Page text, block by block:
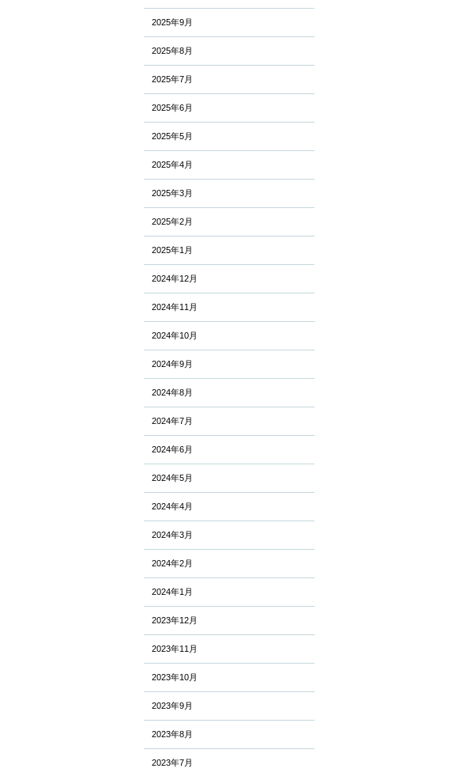
2025年9月
2025年8月
2025年7月
2025年6月
2025年5月
2025年4月
2025年3月
2025年2月
2025年1月
2024年12月
2024年11月
2024年10月
2024年9月
2024年8月
2024年7月
2024年6月
2024年5月
2024年4月
2024年3月
2024年2月
2024年1月
2023年12月
2023年11月
2023年10月
2023年9月
2023年8月
2023年7月